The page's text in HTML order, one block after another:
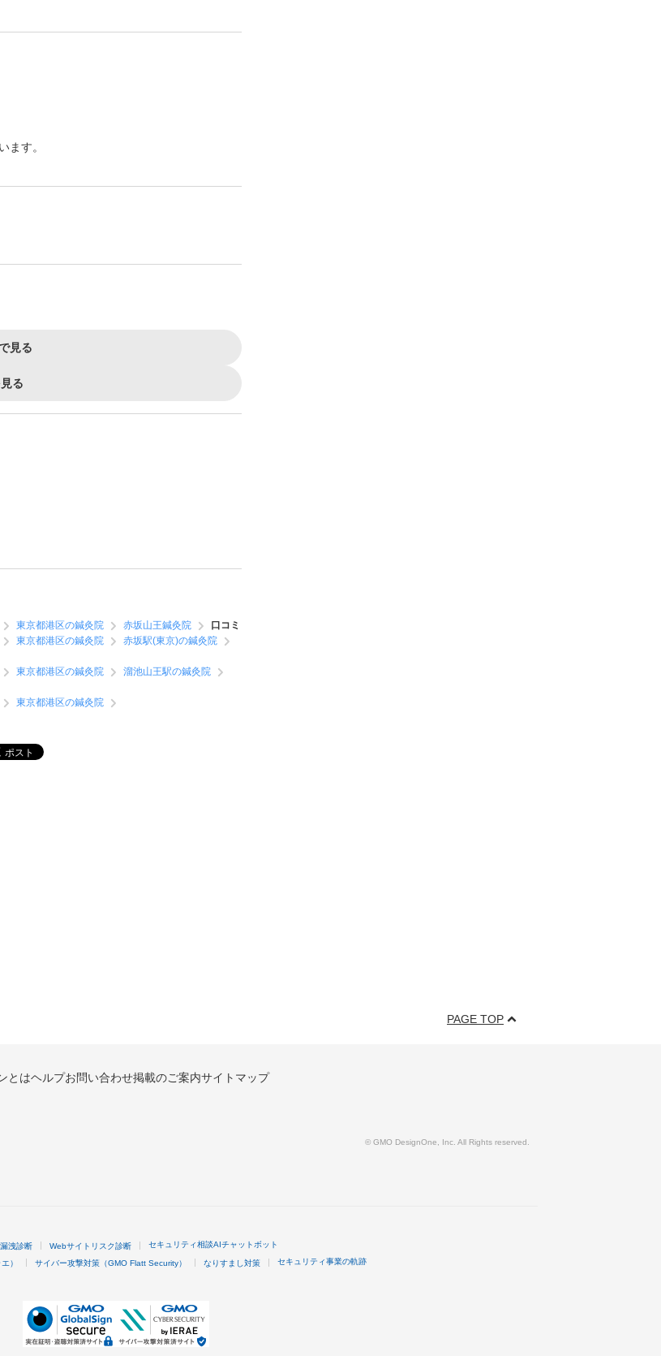
ます。
見る
る
東京都港区の鍼灸院 赤坂山王鍼灸院
口コミ
東京都港区の鍼灸院
赤坂駅(東京)の鍼灸院
東京都港区の鍼灸院
溜池山王駅の鍼灸院
東京都港区の鍼灸院
PAGE TOP
とはヘルプお問い合わせ掲載のご案内サイトマップ
© GMO DesignOne, Inc. All Rights reserved.
洩診断 Webサイトリスク診断 セキュリティ相談AIチャットボット
） サイバー攻撃対策（GMO Flatt Security） なりすまし対策 セキュリティ事業の軌跡